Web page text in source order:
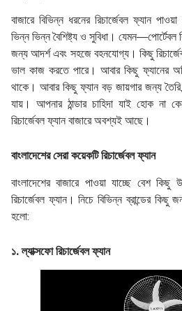
বাজারে বিভিন্ন ধরনের রিচার্জেবল ফ্যান
ভিন্ন ভিন্ন বৈশিষ্ট্য ও সুবিধা। যেমন—পোর্টেবল
জন্য আদর্শ এবং সহজে বহনযোগ্য। কিছু
ভাল কাজ করতে পারে। আবার কিছু ফ্যানের
থাকে। আবার কিছু ফ্যান বড় জায়গার জন্য
যায়। আপনার ঠান্ডার চাহিদা যাই হোক
রিচার্জেবল ফ্যান বাজারে অবশ্যই আছে।
বাংলাদেশের সেরা কয়েকটি রিচার্জেবল ফ্যান
বাংলাদেশের বাজারে পাওয়া যাচ্ছে বেশ কিছু
রিচার্জেবল ফ্যান। নিচে বিভিন্ন ব্রান্ডের
হলো:
১. ল্যাক্সফো রিচার্জেবল ফ্যান